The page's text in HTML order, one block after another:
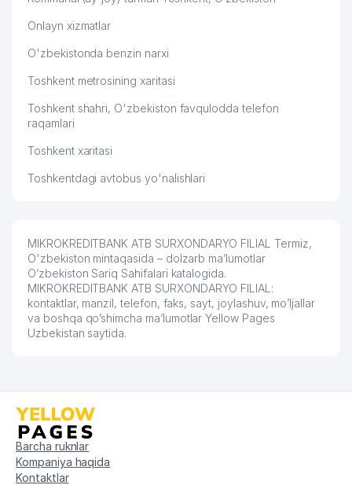
Onlayn xizmatlar
O'zbekistonda benzin narxi
Toshkent metrosining xaritasi
Toshkent shahri, O'zbekiston favqulodda telefon
raqamlari
Toshkent xaritasi
Toshkentdagi avtobus yo'nalishlari
MIKROKREDITBANK ATB SURXONDARYO FILIAL Termiz,
O'zbekiston mintaqasida – dolzarb ma’lumotlar
O’zbekiston Sariq Sahifalari katalogida.
MIKROKREDITBANK ATB SURXONDARYO FILIAL:
kontaktlar, manzil, telefon, faks, sayt, joylashuv, mo’ljallar
va boshqa qo’shimcha ma’lumotlar Yellow Pages
Uzbekistan saytida.
Barcha ruknlar
Kompaniya haqida
Kontaktlar